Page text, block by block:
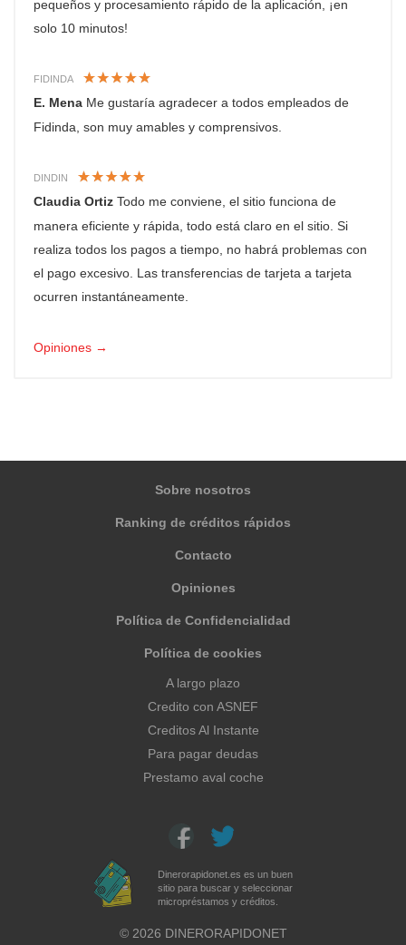
pequeños y procesamiento rápido de la aplicación, ¡en
solo 10 minutos!
FIDINDA
E. Mena Me gustaría agradecer a todos empleados de
Fidinda, son muy amables y comprensivos.
DINDIN
Claudia Ortiz Todo me conviene, el sitio funciona de
manera eficiente y rápida, todo está claro en el sitio. Si
realiza todos los pagos a tiempo, no habrá problemas con
el pago excesivo. Las transferencias de tarjeta a tarjeta
ocurren instantáneamente.
Opiniones →
Sobre nosotros
Ranking de créditos rápidos
Contacto
Opiniones
Política de Confidencialidad
Política de cookies
Dinerorapidonet.es es un buen
sitio para buscar y seleccionar
micropréstamos y créditos.
A largo plazo
Credito con ASNEF
Creditos Al Instante
Para pagar deudas
Prestamo aval coche
© 2026 DINERORAPIDONET